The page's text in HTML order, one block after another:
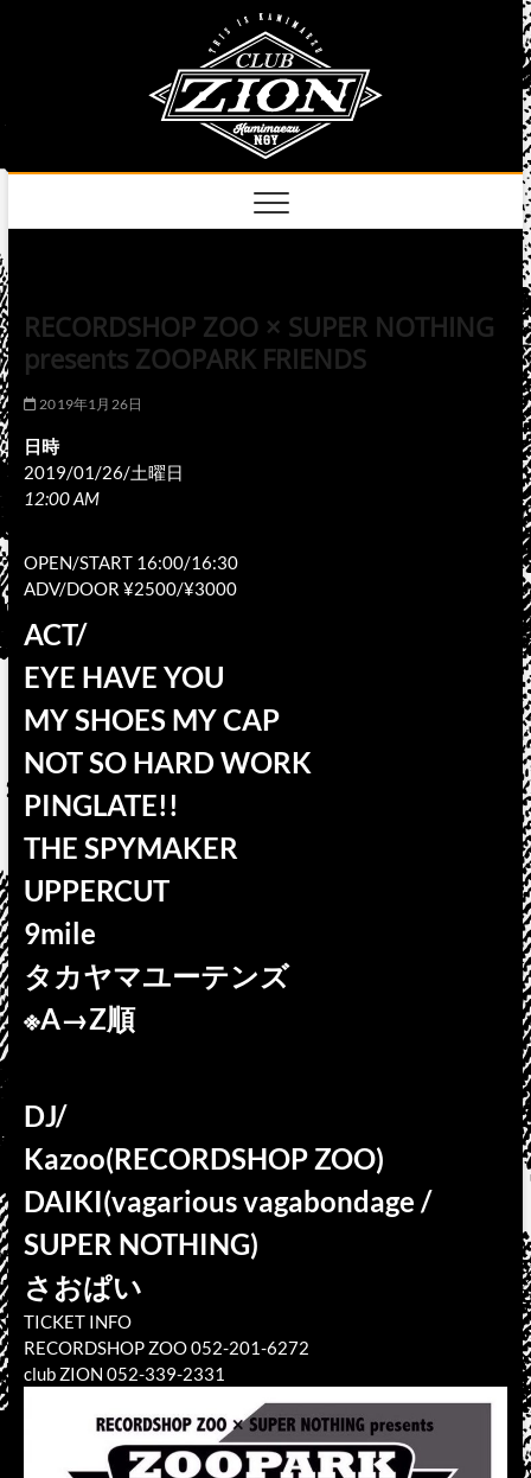
RECORDSHOP ZOO × SUPER NOTHING
presents ZOOPARK FRIENDS
2019年1月26日
日時
2019/01/26/土曜日
12:00 AM
OPEN/START 16:00/16:30
ADV/DOOR ¥2500/¥3000
ACT/
EYE HAVE YOU
MY SHOES MY CAP
NOT SO HARD WORK
PINGLATE!!
THE SPYMAKER
UPPERCUT
9mile
タカヤマユーテンズ
※A→Z順
DJ/
Kazoo(RECORDSHOP ZOO)
DAIKI(vagarious vagabondage /
SUPER NOTHING)
さおぱい
TICKET INFO
RECORDSHOP ZOO 052-201-6272
club ZION 052-339-2331